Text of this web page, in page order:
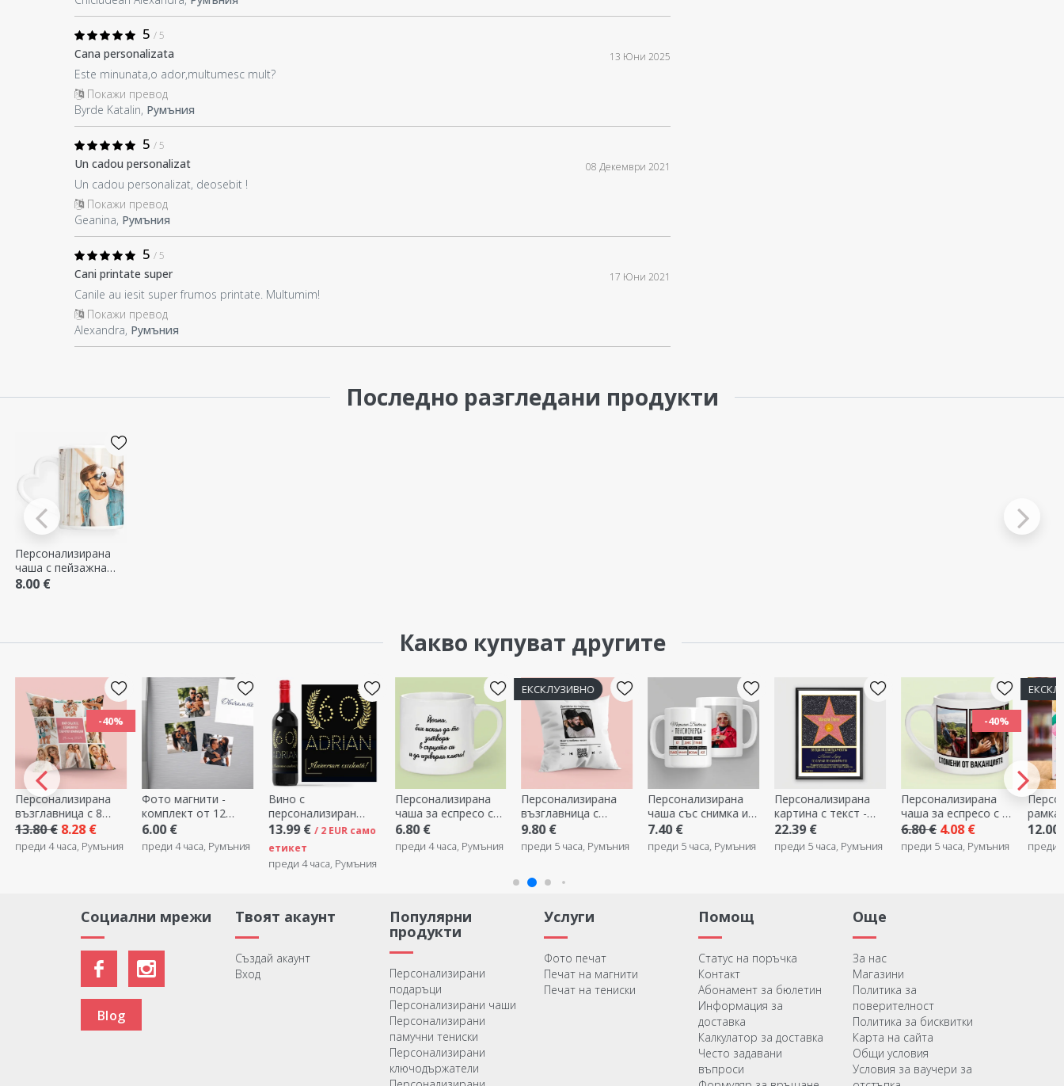
5 / 5
Cana personalizata 13 Юни 2025
Este minunata,o ador,multumesc mult?
Покажи превод
Byrde Katalin, Румъния
5 / 5
Un cadou personalizat 08 Декември 2021
Un cadou personalizat, deosebit !
Покажи превод
Geanina, Румъния
5 / 5
Cani printate super 17 Юни 2021
Canile au iesit super frumos printate. Multumim!
Покажи превод
Alexandra, Румъния
Последно разгледани продукти
Персонализирана
чаша с пейзажна
снимка - модел с
8.00 €
Какво купуват другите
Фото магнити -
комплект от 12
броя, 6x6 см
6.00 €
преди 4 часа, Румъния
Вино с
персонализиран
надпис – Gold
13.99 €
етикет
Персонализирана
чаша за еспресо с
фотография и текст
6.80 €
преди 4 часа, Румъния
ЕКСКЛУЗИВНО
Персонализирана
възглавница с
фотография, текст
и QR код - Нашата
мелодия
9.80 €
преди 5 часа, Румъния
Персонализирана
чаша със снимка и
послание – Повод
за пенсиониране
7.40 €
преди 5 часа, Румъния
Персонализирана
картина с текст -
Звезда на
благодарност за
пенсиониране
22.39 €
преди 5 часа, Румъния
Персонализирана
чаша за еспресо с 5
снимки и текст -
Спомени
6.80 €4.08 €
преди 5 часа, Румъния
Персонализирана
рамка за снимка за
бюро с текст и
снимка - Честит
рожден ден!
12.00 €
преди 5 часа, Румъния
1.00 €
преди
Социални мрежи
Blog
Твоят акаунт
Създай акаунт
Вход
Популярни
продукти
Персонализирани
подаръци
Персонализирани чаши
Персонализирани
памучни тениски
Персонализирани
ключодържатели
Услуги
Фото печат
Печат на магнити
Печат на тениски
Помощ
Статус на поръчка
Контакт
Абонамент за бюлетин
Информация за
доставка
Калкулатор за доставка
Често задавани
въпроси
Още
За нас
Магазини
Политика за
поверителност
Политика за бисквитки
Карта на сайта
Общи условия
Условия за ваучери за